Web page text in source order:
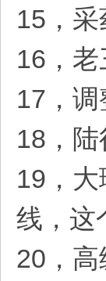
15，
16，
17，
18，
19，
线，这
20，